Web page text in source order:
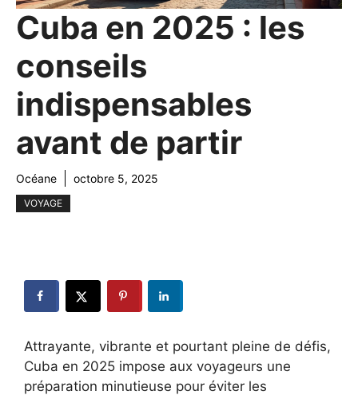
Cuba en 2025 : les
conseils
indispensables
avant de partir
Océane octobre 5, 2025
VOYAGE
Attrayante, vibrante et pourtant pleine de défis,
Cuba en 2025 impose aux voyageurs une
préparation minutieuse pour éviter les